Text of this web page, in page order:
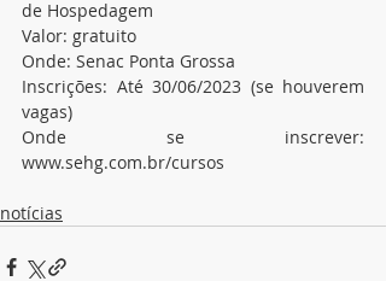
de Hospedagem
Valor: gratuito
Onde: Senac Ponta Grossa
Inscrições: Até 30/06/2023 (se houverem
vagas)
Onde se inscrever:
www.sehg.com.br/cursos
notícias